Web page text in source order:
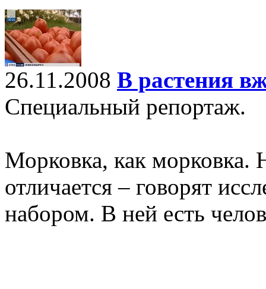
26.11.2008 В растения
Специальный репортаж.
Морковка, как
отличается – говорят
набором. В ней есть